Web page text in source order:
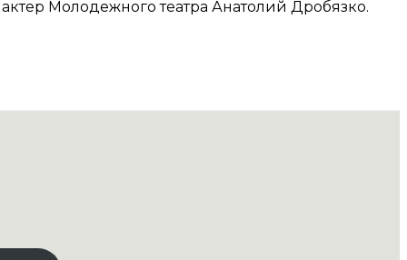
Молодежного театра Анатолий Дробязко.